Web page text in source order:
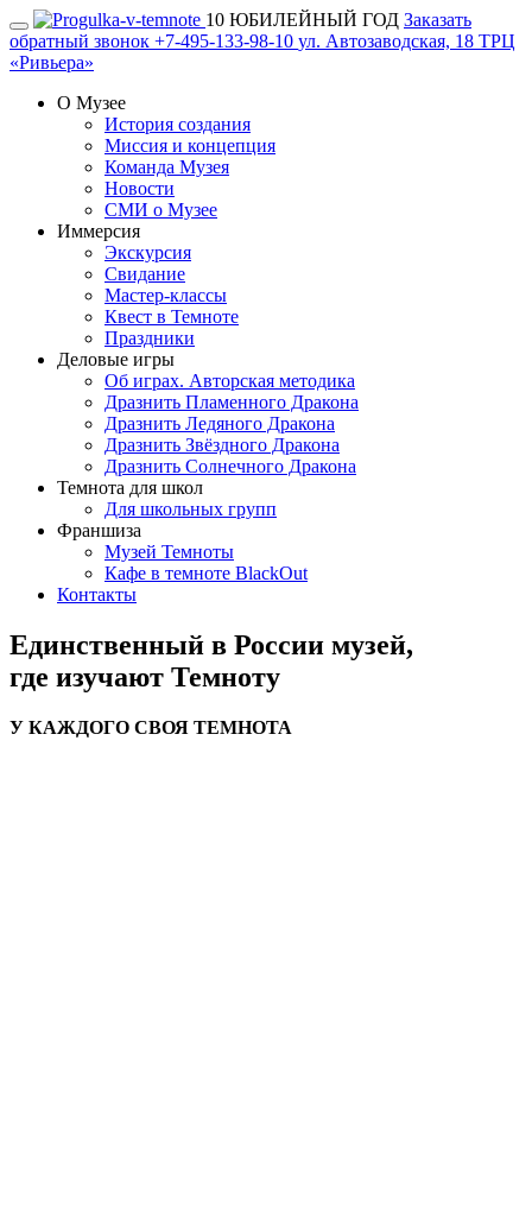
10 ЮБИЛЕЙНЫЙ ГОД Заказать
обратный звонок +7-495-133-98-10 ул. Автозаводская, 18 ТРЦ
«Ривьера»
О Музее
История создания
Миссия и концепция
Команда Музея
Новости
СМИ о Музее
Иммерсия
Экскурсия
Свидание
Мастер-классы
Квест в Темноте
Праздники
Деловые игры
Об играх. Авторская методика
Дразнить Пламенного Дракона
Дразнить Ледяного Дракона
Дразнить Звёздного Дракона
Дразнить Солнечного Дракона
Темнота для школ
Для школьных групп
Франшиза
Музей Темноты
Кафе в темноте BlackOut
Контакты
Единственный в России музей,
где изучают Темноту
У КАЖДОГО СВОЯ ТЕМНОТА